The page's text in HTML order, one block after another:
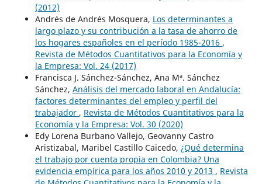
(2012)
Andrés de Andrés Mosquera, Los determinantes a
largo plazo y su contribución a la tasa de ahorro de
los hogares españoles en el período 1985-2016 ,
Revista de Métodos Cuantitativos para la Economía y
la Empresa: Vol. 24 (2017)
Francisca J. Sánchez-Sánchez, Ana Mª. Sánchez
Sánchez, Análisis del mercado laboral en Andalucía:
factores determinantes del empleo y perfil del
trabajador , Revista de Métodos Cuantitativos para la
Economía y la Empresa: Vol. 30 (2020)
Edy Lorena Burbano Vallejo, Geovanny Castro
Aristizabal, Maribel Castillo Caicedo, ¿Qué determina
el trabajo por cuenta propia en Colombia? Una
evidencia empírica para los años 2010 y 2013 , Revista